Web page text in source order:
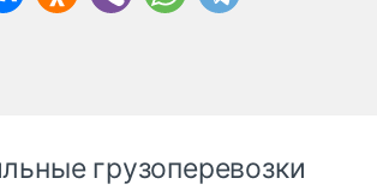
грузоперевозки